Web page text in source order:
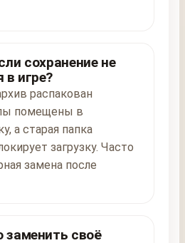
сохранение не
в игре?
распакован
помещены в
а старая папка
загрузку. Часто
замена после
заменить своё